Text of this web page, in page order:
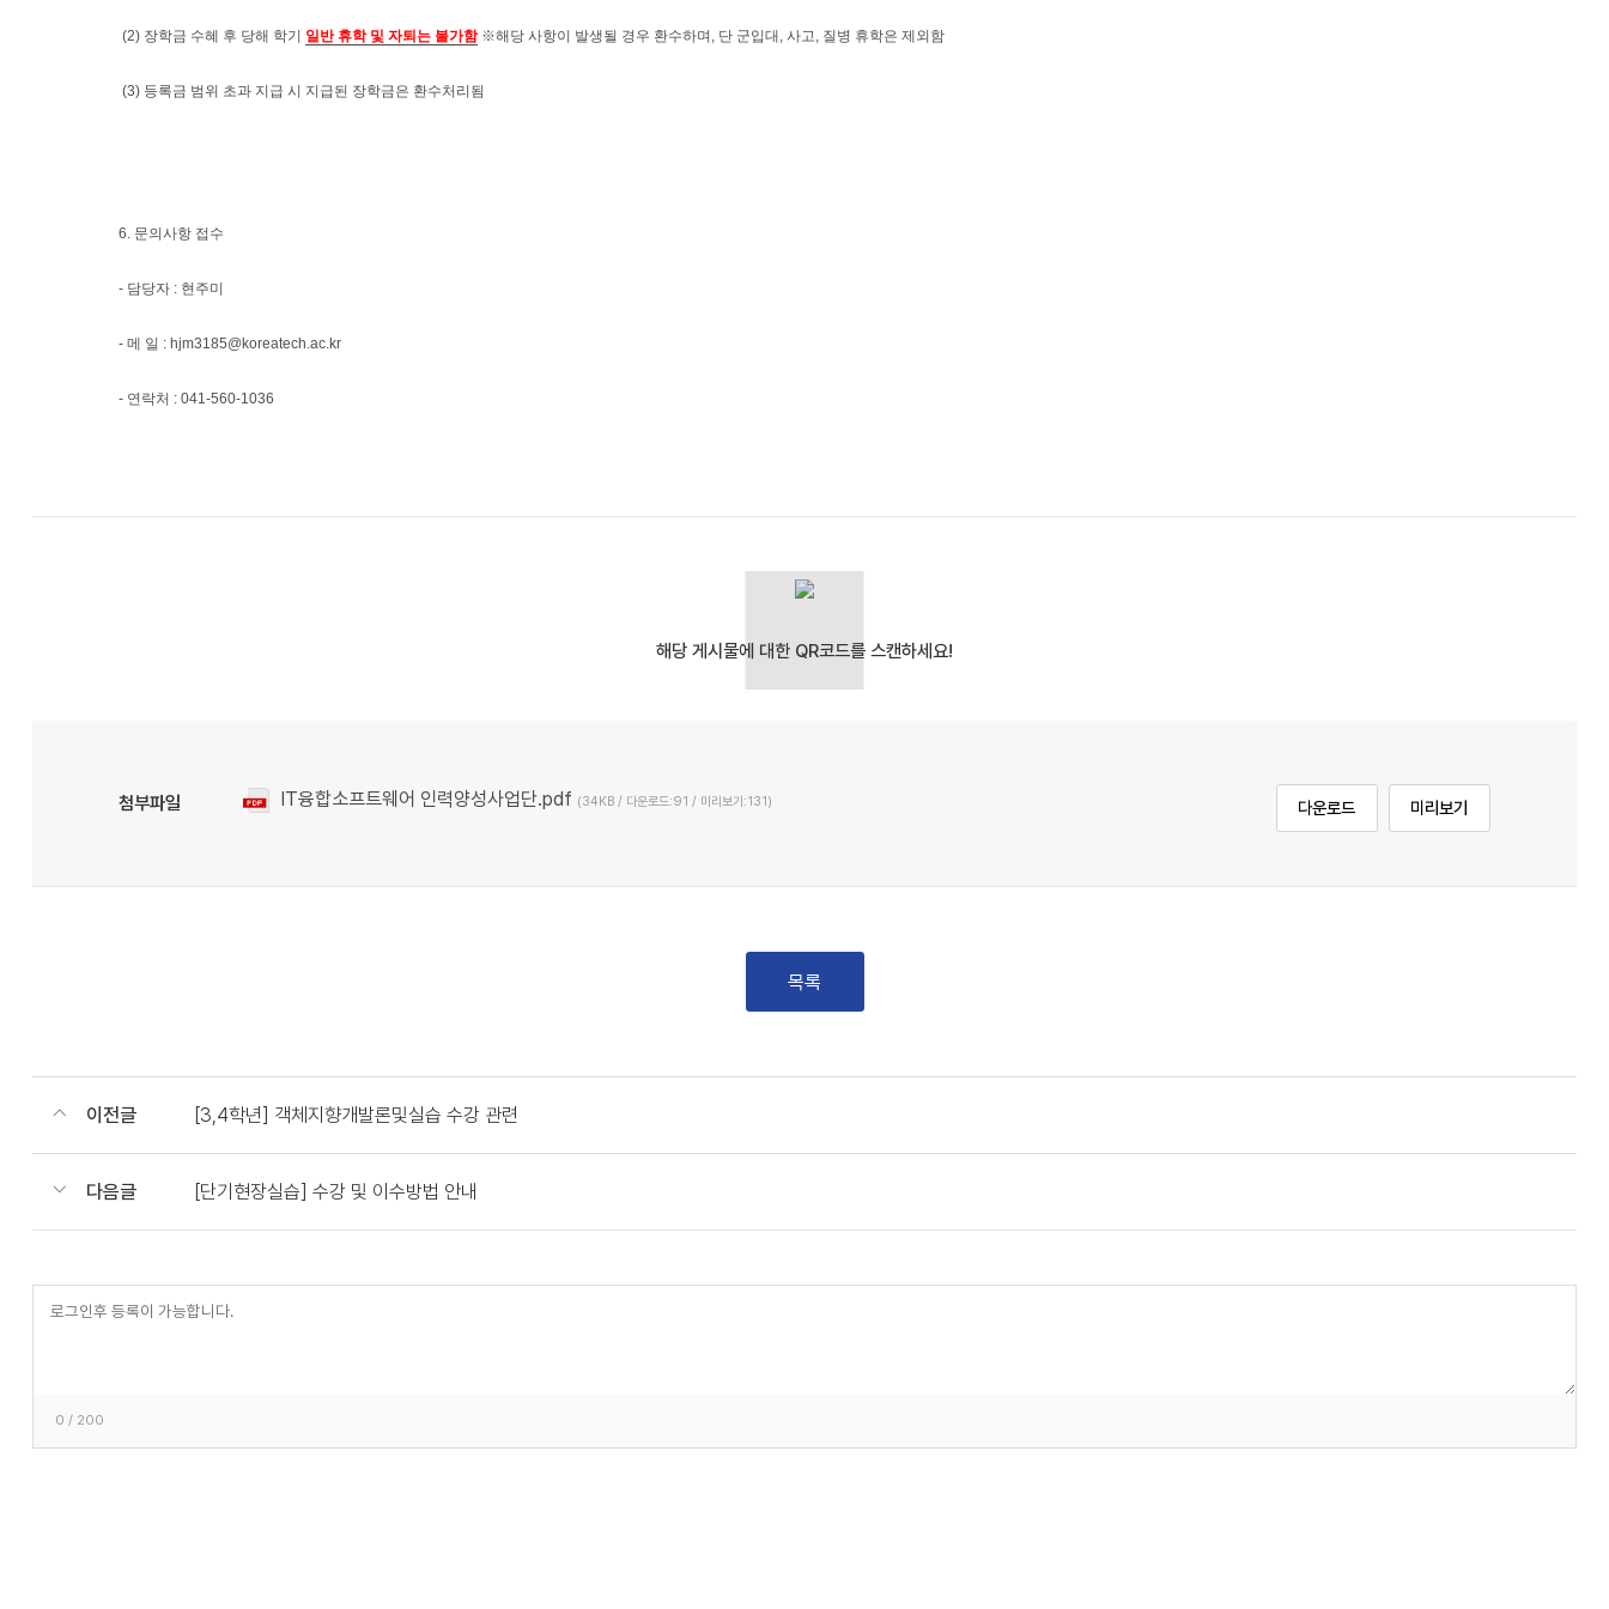
(2) 장학금 수혜 후 당해 학기 일반 휴학 및 자퇴는 불가함 ※해당 사항이 발생될 경우 환수하며, 단 군입대 사고 질병 휴학은 제외함
(3) 등록금 범위 초과 지급 시 지급된 장학금은 환수처리됨
6. 문의사항 접수
- 담당자 : 현주미
- 메 일 : hjm3185@koreatech.ac.kr
- 연락처 : 041-560-1036
첨부파일 IT융합소프트웨어 인력양성사업단.pdf (34KB / 다운로드:91 / 미리보기:131) 다운로드 미리보기
목록
이전글 [3,4학년] 객체지향개발론및실습 수강 관련
다음글 [단기현장실습] 수강 및 이수방법 안내
0 / 200